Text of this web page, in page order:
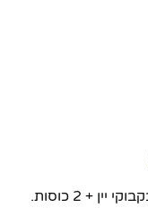
מוצר מקורי מבית TenGift – צ'לו ל-10 בקבוקי יין + 2 כוסות.